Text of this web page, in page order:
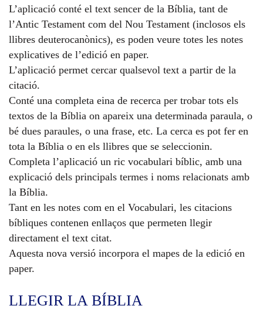
L’aplicació conté el text sencer de la Bíblia, tant de
l’Antic Testament com del Nou Testament (inclosos els
llibres deuterocanònics), es poden veure totes les notes
explicatives de l’edició en paper.
L’aplicació permet cercar qualsevol text a partir de la
citació.
Conté una completa eina de recerca per trobar tots els
textos de la Bíblia on apareix una determinada paraula, o
bé dues paraules, o una frase, etc. La cerca es pot fer en
tota la Bíblia o en els llibres que se seleccionin.
Completa l’aplicació un ric vocabulari bíblic, amb una
explicació dels principals termes i noms relacionats amb
la Bíblia.
Tant en les notes com en el Vocabulari, les citacions
bíbliques contenen enllaços que permeten llegir
directament el text citat.
Aquesta nova versió incorpora el mapes de la edició en
paper.
LLEGIR LA BÍBLIA